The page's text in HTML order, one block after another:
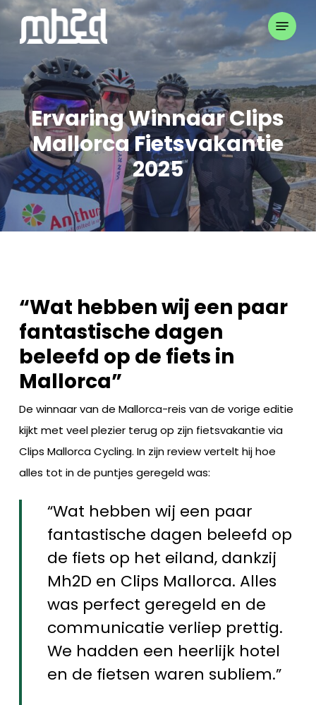
Skip
content
Menu
Ervaring Winnaar Clips
Mallorca Fietsvakantie
2025
“Wat hebben wij een paar
fantastische dagen
beleefd op de fiets in
Mallorca”
De winnaar van de Mallorca-reis van de vorige editie
kijkt met veel plezier terug op zijn fietsvakantie via
Clips Mallorca Cycling. In zijn review vertelt hij hoe
alles tot in de puntjes geregeld was:
“Wat hebben wij een paar
fantastische dagen beleefd op
de fiets op het eiland, dankzij
Mh2D en Clips Mallorca. Alles
was perfect geregeld en de
communicatie verliep prettig.
We hadden een heerlijk hotel
en de fietsen waren subliem.”
Close
Menu